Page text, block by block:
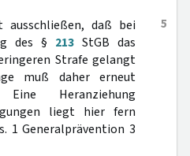
5
daß bei
des § 213 StGB das
Strafe gelangt
muß daher erneut
Heranziehung
liegt hier fern
1 Generalprävention 3